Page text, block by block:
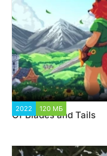
2022 120 МБ
Of Blades and Tails